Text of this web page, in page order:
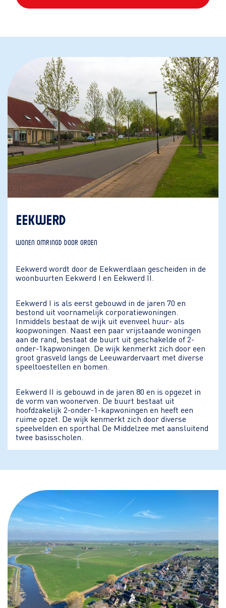
EEKWERD
WONEN OMRINGD DOOR GROEN
Eekwerd wordt door de Eekwerdlaan gescheiden in de
woonbuurten Eekwerd I en Eekwerd II.
Eekwerd I is als eerst gebouwd in de jaren 70 en
bestond uit voornamelijk corporatiewoningen.
Inmiddels bestaat de wijk uit evenveel huur- als
koopwoningen. Naast een paar vrijstaande woningen
aan de rand, bestaat de buurt uit geschakelde of 2-
onder-1kapwoningen. De wijk kenmerkt zich door een
groot grasveld langs de Leeuwardervaart met diverse
speeltoestellen en bomen.
Eekwerd II is gebouwd in de jaren 80 en is opgezet in
de vorm van woonerven. De buurt bestaat uit
hoofdzakelijk 2-onder-1-kapwoningen en heeft een
ruime opzet. De wijk kenmerkt zich door diverse
speelvelden en sporthal De Middelzee met aansluitend
twee basisscholen.